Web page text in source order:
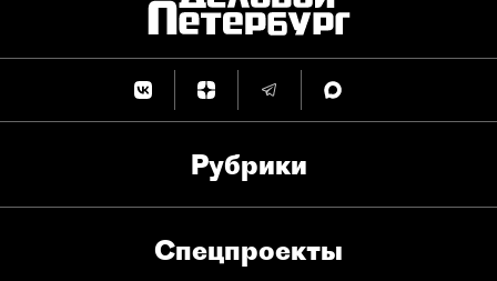
Рубрики
Спец­проекты